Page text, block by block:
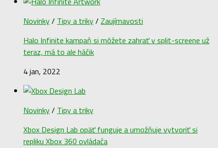
Novinky/ Tipy a triky/ Zaujímavosti
Halo Infinite kampaň si môžete zahrať v split-screene už
teraz, má to ale háčik
4 jan, 2022
Novinky/ Tipy a triky
Xbox Design Lab opäť funguje a umožňuje vytvoriť si
repliku Xbox 360 ovládača